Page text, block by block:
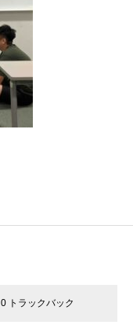
0 トラックバック